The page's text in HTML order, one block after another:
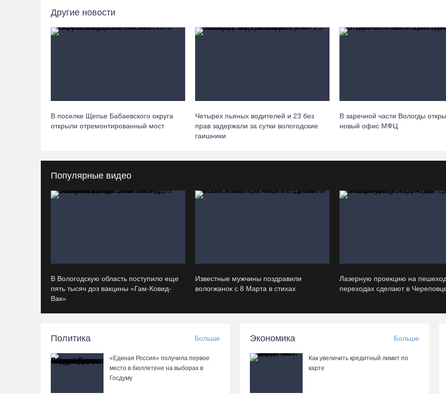
Другие новости
В поселке Щепье Бабаевского округа
открыли отремонтированный мост
Четырех пьяных водителей и 23 без
прав задержали за сутки вологодские
гаишники
В заречной части Вологды
новый офис МФЦ
Популярные видео
В Вологодскую область поступило еще
пять тысяч доз вакцины «Гам-Ковид-
Вак»
Известные мужчины поздравили
вологжанок с 8 Марта в стихах
Лазерную проекцию на
переходах сделают в
Политика Больше
«Единая Россия» получила первое
место в бюллетене на выборах в
Госдуму
Экономика Больше
Как увеличить кредитный лимит по
карте